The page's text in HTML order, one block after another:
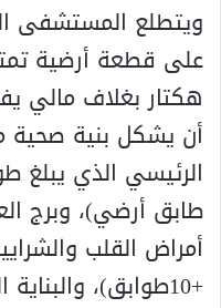
ويتطلع المستشفى
هكتار بغلاف مالي
أن يشكل بنية صحية
طابق أرضي)، وبرج
أمراض القلب
+10طوابق)، والبناية التي تشكل منصة المشروع.